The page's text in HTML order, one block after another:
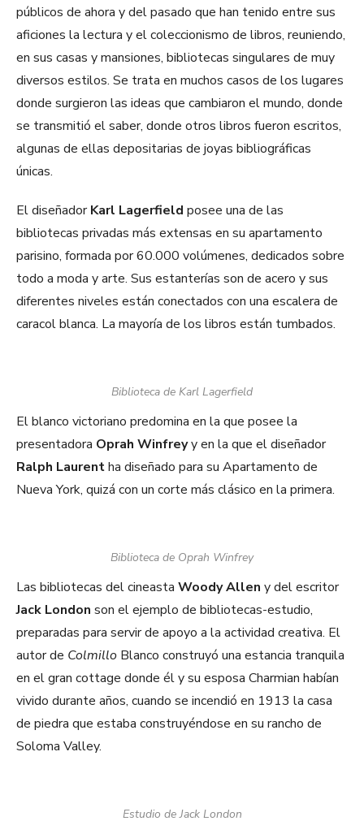
públicos de ahora y del pasado que han tenido entre sus
aficiones la lectura y el coleccionismo de libros, reuniendo,
en sus casas y mansiones, bibliotecas singulares de muy
diversos estilos. Se trata en muchos casos de los lugares
donde surgieron las ideas que cambiaron el mundo, donde
se transmitió el saber, donde otros libros fueron escritos,
algunas de ellas depositarias de joyas bibliográficas
únicas.
El diseñadorKarl Lagerfield posee una de las
bibliotecas privadas más extensas en su apartamento
parisino, formada por 60.000 volúmenes, dedicados sobre
todo a moda y arte. Sus estanterías son de acero y sus
diferentes niveles están conectados con una escalera de
caracol blanca. La mayoría de los libros están tumbados.
Biblioteca de Karl Lagerfield
El blanco victoriano predomina en la que posee la
presentadora Oprah Winfreyy en la que el diseñador
Ralph Laurentha diseñado para su Apartamento de
Nueva York, quizá con un corte más clásico en la primera.
Biblioteca de Oprah Winfrey
Las bibliotecas del cineasta Woody Allen y del escritor
Jack London son el ejemplo de bibliotecas-estudio,
preparadas para servir de apoyo a la actividad creativa. El
autor de Colmillo Blanco construyó una estancia tranquila
en el gran cottage donde él y su esposa Charmian habían
vivido durante años, cuando se incendió en 1913 la casa
de piedra que estaba construyéndose en su rancho de
Soloma Valley.
Estudio de Jack London